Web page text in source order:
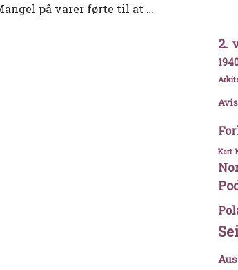
på varer førte til at …
Åmli året 1917
2.
Avis
Kart